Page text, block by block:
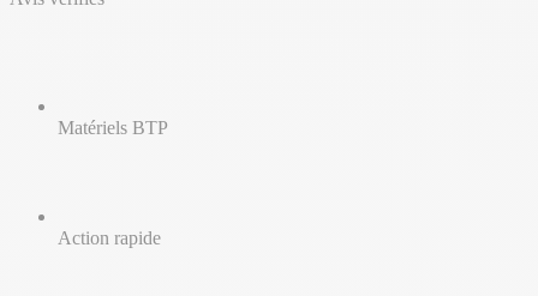
Matériels BTP
Action rapide